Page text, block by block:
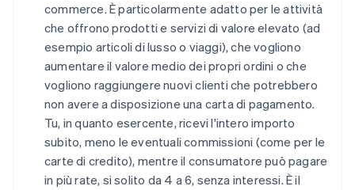
commerce. È particolarmente adatto per le attività
che offrono prodotti e servizi di valore elevato (ad
esempio articoli di lusso o viaggi), che vogliono
aumentare il valore medio dei propri ordini o che
vogliono raggiungere nuovi clienti che potrebbero
non avere a disposizione una carta di pagamento.
Tu, in quanto esercente, ricevi l'intero importo
subito, meno le eventuali commissioni (come per le
carte di credito), mentre il consumatore può pagare
in più rate, si solito da 4 a 6, senza interessi. È il